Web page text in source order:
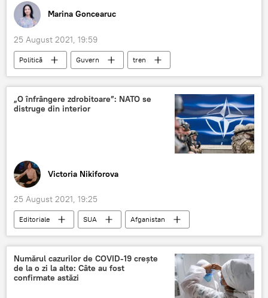
Marina Goncearuc
25 August 2021, 19:59
Politică Guvern
tren
Transport feroviar
„O înfrângere zdrobitoare”: NATO se
distruge din interior
Victoria Nikiforova
25 August 2021, 19:25
Editoriale SUA
Afganistan
NATO
Numărul cazurilor de COVID-19 crește
de la o zi la alte: Câte au fost
confirmate astăzi